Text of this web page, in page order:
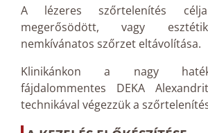
A lézeres szőrtelenítés
megerősödött, vagy
nemkívánatos szőrzet eltávolítása.
Klinikánkon a nagy
fájdalommentes DEKA
technikával végezzük a